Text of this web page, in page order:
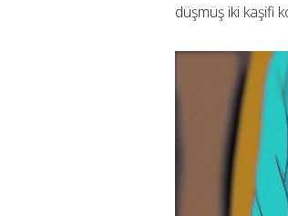
düşmüş iki kaşifi